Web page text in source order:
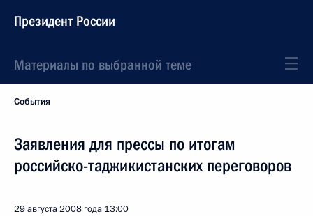
Президент России
Материалы по выбранной теме
События
Заявления для прессы по итогам
российско-таджикистанских переговоров
29 августа 2008 года 13:00